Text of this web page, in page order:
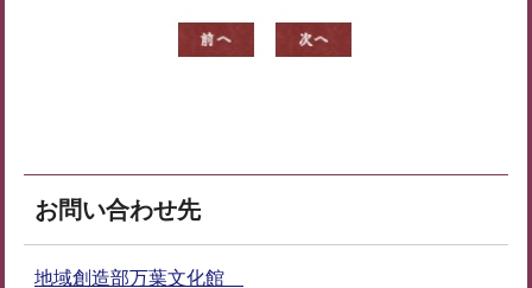
お問い合わせ先
地域創造部万葉文化館